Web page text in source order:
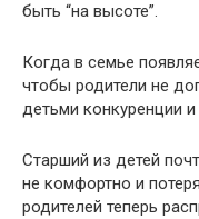
быть “на высоте”.
Когда в семье
чтобы родители не
детьми конкуренции и
Старший из детей
не комфортно и
родителей теперь